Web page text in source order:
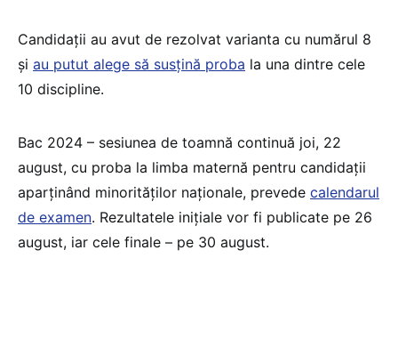
Candidații au avut de rezolvat varianta cu numărul 8
și au putut alege să susțină proba la una dintre cele
10 discipline.
Bac 2024 – sesiunea de toamnă continuă joi, 22
august, cu proba la limba maternă pentru candidații
aparținând minorităților naționale, prevede calendarul
de examen. Rezultatele inițiale vor fi publicate pe 26
august, iar cele finale – pe 30 august.